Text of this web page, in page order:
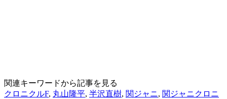
関連キーワードから記事を見る
クロニクルF, 丸山隆平, 半沢直樹, 関ジャニ, 関ジャニクロニ